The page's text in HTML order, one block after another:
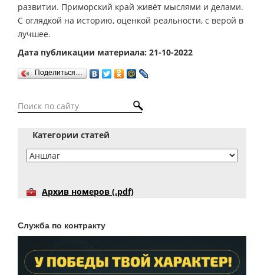
развитии. Приморский край живёт мыслями и делами.
С оглядкой на историю, оценкой реальности, с верой в
лучшее.
Дата публикации материала: 21-10-2022
Поделиться…
Категории статей
Архив номеров (.pdf)
Служба по контракту